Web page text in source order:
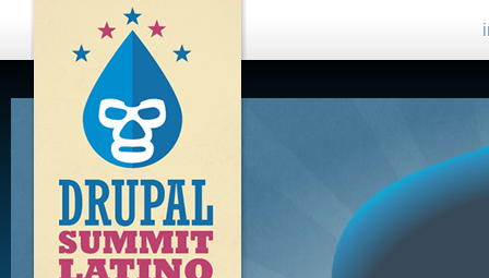
DRUPAL
SUMMIT
LATINO,
GUADALAJARA
2012